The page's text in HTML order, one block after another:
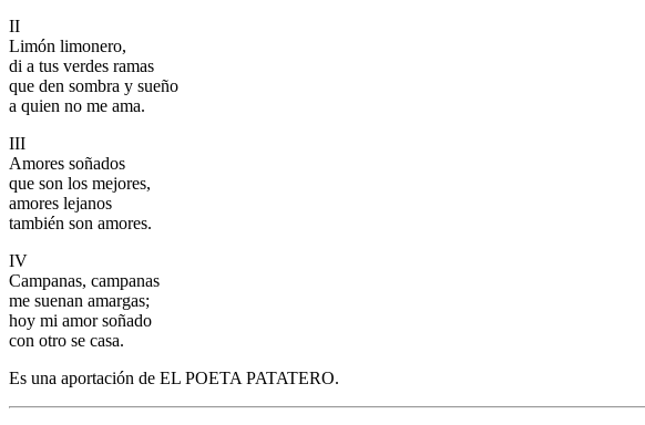
II
Limón limonero,
di a tus verdes ramas
que den sombra y sueño
a quien no me ama.
III
Amores soñados
que son los mejores,
amores lejanos
también son amores.
IV
Campanas, campanas
me suenan amargas;
hoy mi amor soñado
con otro se casa.
Es una aportación de EL POETA PATATERO.